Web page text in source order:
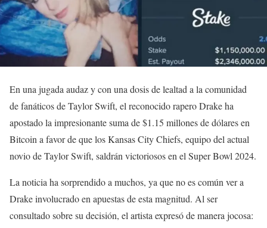
En una jugada audaz y con una dosis de lealtad a la comunidad
de fanáticos de Taylor Swift, el reconocido rapero Drake ha
apostado la impresionante suma de $1.15 millones de dólares en
Bitcoin a favor de que los Kansas City Chiefs, equipo del actual
novio de Taylor Swift, saldrán victoriosos en el Super Bowl 2024.
La noticia ha sorprendido a muchos, ya que no es común ver a
Drake involucrado en apuestas de esta magnitud. Al ser
consultado sobre su decisión, el artista expresó de manera jocosa: